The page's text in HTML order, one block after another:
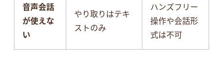
音声会話
が使えな
い
やり取りはテキ
ストのみ
ハンズフリー
操作や会話形
式は不可